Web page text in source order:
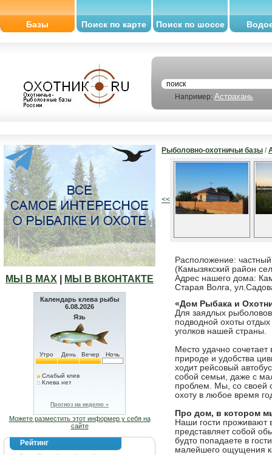
Базы Поиск по карте Поиск по шоссе
Например: Астрахань
МЫ В МАХ МЫ В ВКОНТАКТЕ
Календарь клева рыбы
6.08.2026
Язь
Утро День Вечер Ночь
Слабый клев
Клева нет
Прогноз на неделю »
Можете разместить этот информер у себя на
сайте
Рейтинг
Рыболовно-охотничьи базы /
<<
Расположение:
(Камызякский район
Адрес нашего дома:
Старая Волга,
«Дом Рыбака и
Для заядлых
подводной охоты
уголков нашей страны.
Место удачно
природе и удобства
ходит рейсовый
собой семьи, даже с
проблем. Мы, со своей
охоту в любое время
Про дом, в котором
Наши гости проживают
представляет собой
будто попадаете в
малейшего ощущения